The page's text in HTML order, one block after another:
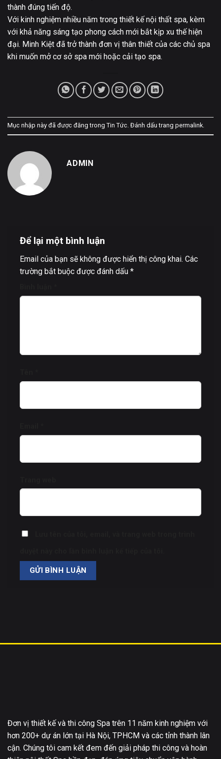
thành đúng tiến độ.
Với kinh nghiệm nhiều năm trong thiết kế nội thất spa, kèm
với khả năng sáng tạo phong cách mới bắt kịp xu thế hiện
đại. Minh Kiệt đã trở thành đơn vị thân thiết của các chủ spa
khi muốn mở cơ sở spa mới hoặc cải tạo spa.
Mục nhập này đã được đăng trong Tin Tức . Đánh dấu trang permalink
ADMIN
Để lại một bình luận
Email của bạn sẽ không được hiển thị công khai. Các
trường bắt buộc được đánh dấu *
Đơn vị thiết kế và thi công Spa trên 11 năm kinh nghiệm với
hơn 200+ dự án lớn tại Hà Nội, TPHCM và các tỉnh thành lân
cận. Chúng tôi cam kết đem đến giải pháp thi công và hoàn